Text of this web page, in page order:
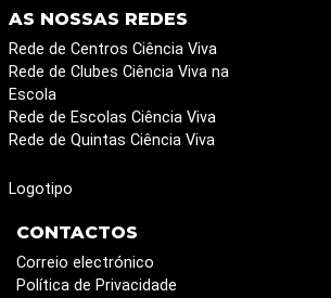
AS NOSSAS REDES
Rede de Centros Ciência Viva
Rede de Clubes Ciência Viva na
Escola
Rede de Escolas Ciência Viva
Rede de Quintas Ciência Viva
Logotipo
CONTACTOS
Correio electrónico
Política de Privacidade